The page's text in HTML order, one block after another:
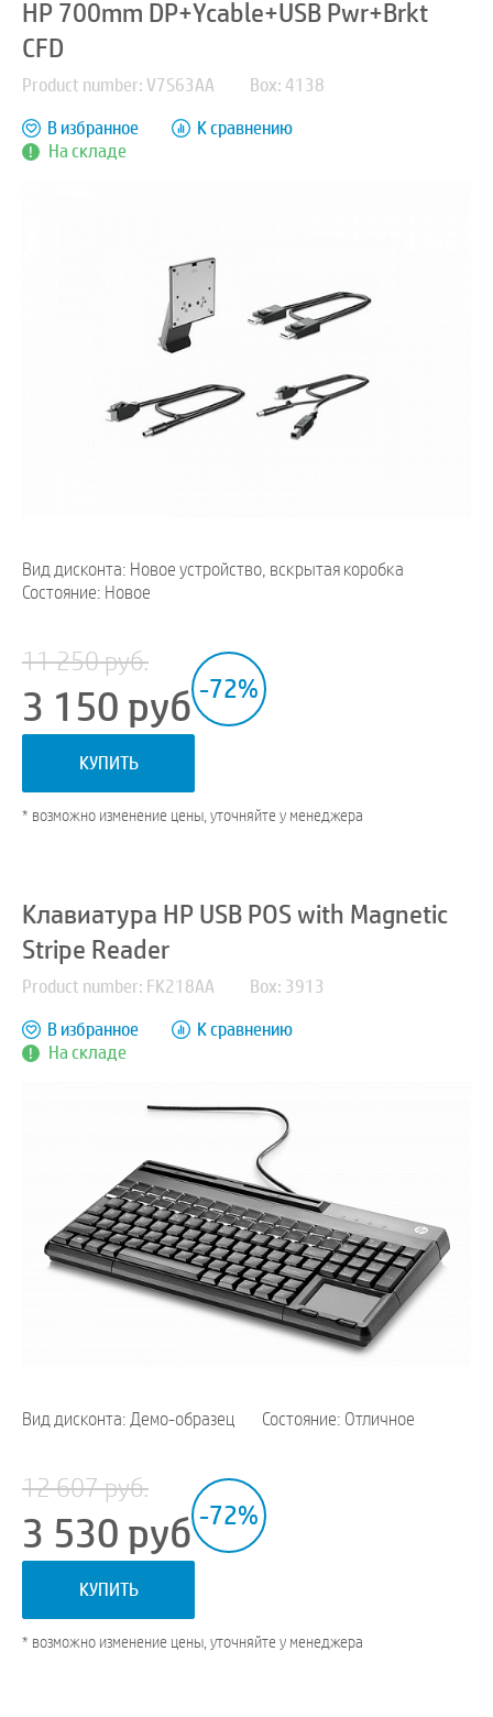
HP 700mm DP+Ycable+USB Pwr+Brkt
CFD
Product number: V7S63AA Box: 4138
На складе
В избранное К сравнению
Вид дисконта: Новое устройство, вскрытая коробка
Состояние: Новое
11 250 руб.
3 150 руб -72%
КУПИТЬ
* возможно изменение цены, уточняйте у менеджера
Клавиатура HP USB POS with Magnetic
Stripe Reader
Product number: FK218AA Box: 3913
На складе
В избранное К сравнению
Вид дисконта: Демо-образец Состояние: Отличное
12 607 руб.
3 530 руб -72%
КУПИТЬ
* возможно изменение цены, уточняйте у менеджера